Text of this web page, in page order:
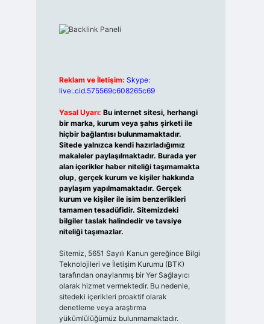
Reklam ve İletişim: Skype:
live:.cid.575569c608265c69
Yasal Uyarı: Bu internet sitesi, herhangi
bir marka, kurum veya şahıs şirketi ile
hiçbir bağlantısı bulunmamaktadır.
Sitede yalnızca kendi hazırladığımız
makaleler paylaşılmaktadır. Burada yer
alan içerikler haber niteliği taşımamakta
olup, gerçek kurum ve kişiler hakkında
paylaşım yapılmamaktadır. Gerçek
kurum ve kişiler ile isim benzerlikleri
tamamen tesadüfidir. Sitemizdeki
bilgiler taslak halindedir ve tavsiye
niteliği taşımazlar.
Sitemiz, 5651 Sayılı Kanun gereğince Bilgi
Teknolojileri ve İletişim Kurumu (BTK)
tarafından onaylanmış bir Yer Sağlayıcı
olarak hizmet vermektedir. Bu nedenle,
sitedeki içerikleri proaktif olarak
denetleme veya araştırma
yükümlülüğümüz bulunmamaktadır.